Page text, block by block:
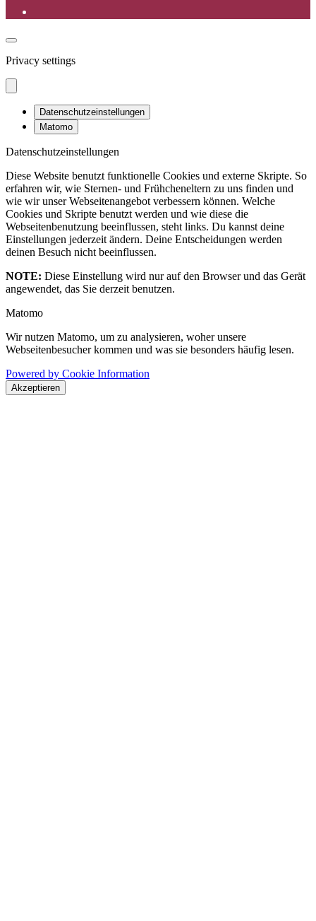
Privacy settings
Datenschutzeinstellungen
Matomo
Datenschutzeinstellungen
Diese Website benutzt funktionelle Cookies und externe Skripte. So
erfahren wir, wie Sternen- und Frühcheneltern zu uns finden und
wie wir unser Webseitenangebot verbessern können. Welche
Cookies und Skripte benutzt werden und wie diese die
Webseitenbenutzung beeinflussen, steht links. Du kannst deine
Einstellungen jederzeit ändern. Deine Entscheidungen werden
deinen Besuch nicht beeinflussen.
NOTE: Diese Einstellung wird nur auf den Browser und das Gerät
angewendet, das Sie derzeit benutzen.
Matomo
Wir nutzen Matomo, um zu analysieren, woher unsere
Webseitenbesucher kommen und was sie besonders häufig lesen.
Powered by Cookie Information
Akzeptieren